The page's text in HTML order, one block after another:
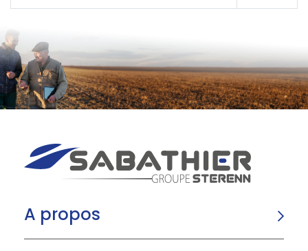
A propos